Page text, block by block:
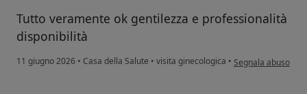
Tutto veramente ok gentilezza e professionalità
disponibilità
11 giugno 2026 • Casa della Salute • visita ginecologica • secondo
Segnala abuso